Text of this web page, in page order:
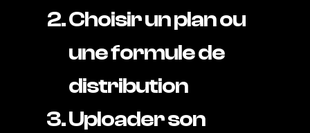
Choisir un plan ou
une formule de
distribution
Uploader son